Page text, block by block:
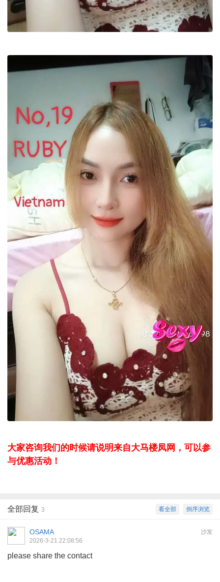
大家咨询我们的时候请说明来自大马楼凤网，可以参
与优惠活动！
倒序浏览
看全部
全部回复 3
沙发
OSAMA
2026-3-21 22:08:56
please share the contact